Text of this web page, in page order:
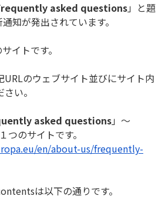
asked questions」と題
通知が発出されています。
イトです。
のウェブサイト並びにサイト内
い。
asked questions」～
つのサイトです。
en/about-us/frequently-
は以下の通りです。